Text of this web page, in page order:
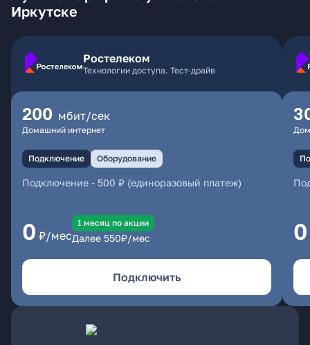
Иркутске
Ростелеком
Технологии доступа. Тест-драйв
200 мбит/сек
Домашний интернет
Подключение Оборудование
Подключение - 500 ₽ (единоразовый платеж)
0 ₽/мес
1 месяц по акции
Далее 550₽/мес
Подключить
0